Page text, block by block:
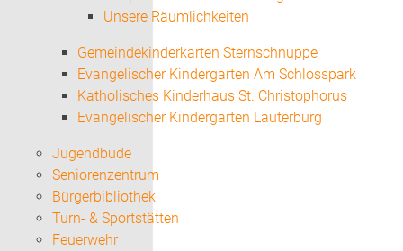
Unsere Räumlichkeiten
Gemeindekinderkarten Sternschnuppe
Evangelischer Kindergarten Am Schlosspark
Katholisches Kinderhaus St. Christophorus
Evangelischer Kindergarten Lauterburg
Jugendbude
Seniorenzentrum
Bürgerbibliothek
Turn- & Sportstätten
Feuerwehr